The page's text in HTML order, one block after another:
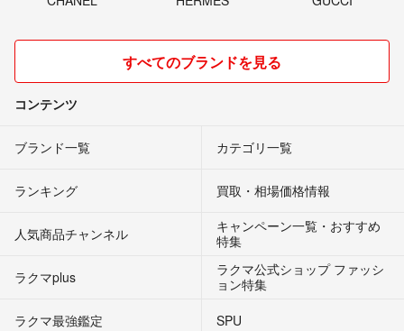
すべてのブランドを見る
コンテンツ
ブランド一覧 カテゴリ一覧
ランキング 買取・相場価格情報
人気商品チャンネル
キャンペーン一覧・おすすめ
特集
ラクマplus
ラクマ公式ショップ ファッシ
ョン特集
ラクマ最強鑑定
SPU